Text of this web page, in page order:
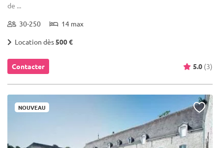
de ...
30-250 14 max
Location dès500 €
Contacter 5.0 (3)
NOUVEAU